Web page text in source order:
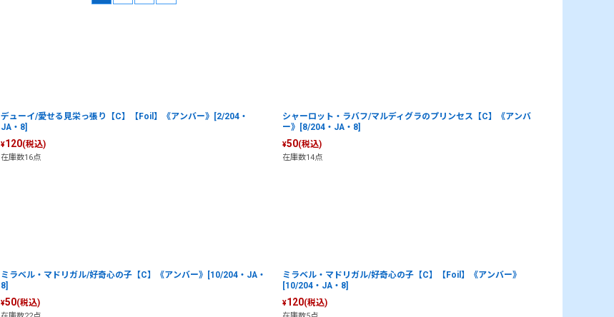
デューイ/愛せる見栄っ張り【C】【Foil】《アンバー》[2/204・
JA・8]
¥120(税込)
在庫数16点
シャーロット・ラバフ/マルディグラのプリンセス【C】《アンバ
ー》[8/204・JA・8]
¥50(税込)
在庫数14点
ミラベル・マドリガル/好奇心の子【C】《アンバー》[10/204・JA・
8]
¥50(税込)
ミラベル・マドリガル/好奇心の子【C】【Foil】《アンバー》
[10/204・JA・8]
¥120(税込)